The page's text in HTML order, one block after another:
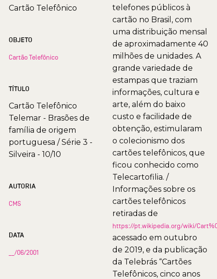
Cartão Telefônico
OBJETO
Cartão Telefônico
TÍTULO
Cartão Telefônico
Telemar - Brasões de
família de origem
portuguesa / Série 3 -
Silveira - 10/10
AUTORIA
CMS
DATA
__/06/2001
telefones públicos à
cartão no Brasil, com
uma distribuição mensal
de aproximadamente 40
milhões de unidades. A
grande variedade de
estampas que traziam
informações, cultura e
arte, além do baixo
custo e facilidade de
obtenção, estimularam
o colecionismo dos
cartões telefônicos, que
ficou conhecido como
Telecartofilia. /
Informações sobre os
cartões telefônicos
retiradas de
https://pt.wikipedia.org/wiki/
acessado em outubro
de 2019, e da publicação
da Telebrás “Cartões
Telefônicos, cinco anos